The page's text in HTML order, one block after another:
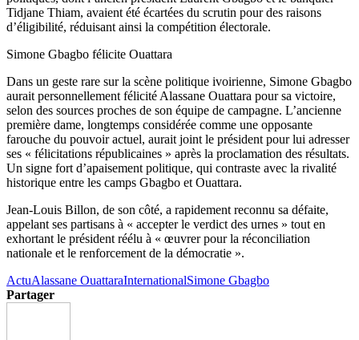
Tidjane Thiam, avaient été écartées du scrutin pour des raisons
d’éligibilité, réduisant ainsi la compétition électorale.
Simone Gbagbo félicite Ouattara
Dans un geste rare sur la scène politique ivoirienne, Simone Gbagbo
aurait personnellement félicité Alassane Ouattara pour sa victoire,
selon des sources proches de son équipe de campagne. L’ancienne
première dame, longtemps considérée comme une opposante
farouche du pouvoir actuel, aurait joint le président pour lui adresser
ses « félicitations républicaines » après la proclamation des résultats.
Un signe fort d’apaisement politique, qui contraste avec la rivalité
historique entre les camps Gbagbo et Ouattara.
Jean-Louis Billon, de son côté, a rapidement reconnu sa défaite,
appelant ses partisans à « accepter le verdict des urnes » tout en
exhortant le président réélu à « œuvrer pour la réconciliation
nationale et le renforcement de la démocratie ».
ActuAlassane OuattaraInternationalSimone Gbagbo
Partager